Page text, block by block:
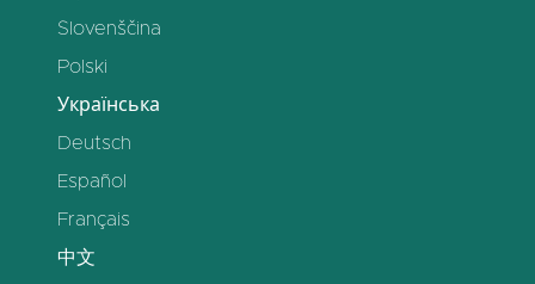
Slovenščina
Polski
Українська
Deutsch
Español
Français
中文